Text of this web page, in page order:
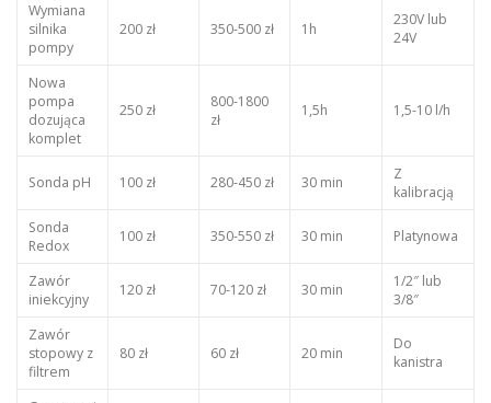
Wymiana
silnika
pompy
200 zł 350-500 zł 1h
230V lub
24V
Nowa
pompa
dozująca
komplet
250 zł
800-1800
zł
1,5h 1,5-10 l/h
Sonda pH 100 zł 280-450 zł 30 min
Z
kalibracją
Sonda
Redox
100 zł 350-550 zł 30 min Platynowa
Zawór
iniekcyjny
120 zł 70-120 zł 30 min
1/2″ lub
3/8″
Zawór
stopowy z
filtrem
80 zł 60 zł 20 min
Do
kanistra